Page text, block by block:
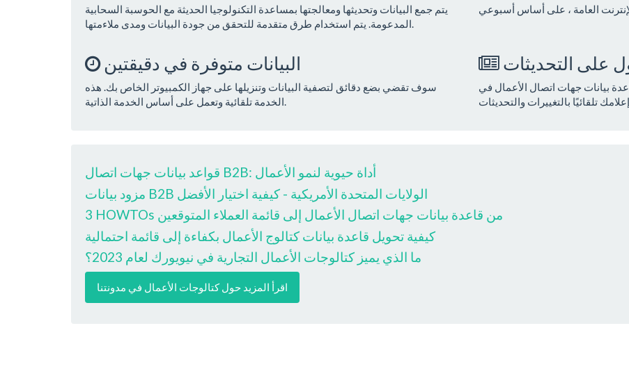
يتم جمع البيانات وتحديثها ومعالجتها بمساعدة التكنولوجيا الحديثة مع الحوسبة السحابية
المدعومة. يتم استخدام طرق متقدمة للتحقق من جودة البيانات ومدى ملاءمتها.
البيانات متوفرة في دقيقتين
سوف تقضي بضع دقائق لتصفية البيانات وتنزيلها على جهاز الكمبيوتر الخاص بك. هذه
الخدمة تلقائية وتعمل على أساس الخدمة الذاتية.
على التحديثات
بيانات جهات اتصال الأعمال في
قواعد بيانات جهات اتصال B2B: أداة حيوية لنمو الأعمال
مزود بيانات B2B الولايات المتحدة الأمريكية - كيفية اختيار الأفضل
3 HOWTOs من قاعدة بيانات جهات اتصال الأعمال إلى قائمة العملاء المتوقعين
كيفية تحويل قاعدة بيانات كتالوج الأعمال بكفاءة إلى قائمة احتمالية
ما الذي يميز كتالوجات الأعمال التجارية في نيويورك لعام 2023؟
اقرأ المزيد حول كتالوجات الأعمال في مدونتنا